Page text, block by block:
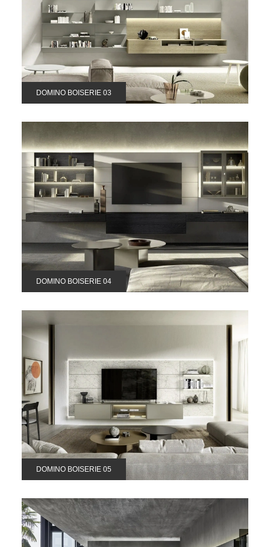
DOMINO BOISERIE 03
DOMINO BOISERIE 04
DOMINO BOISERIE 05